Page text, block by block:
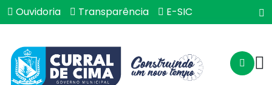
Ouvidoria Transparência E-SIC